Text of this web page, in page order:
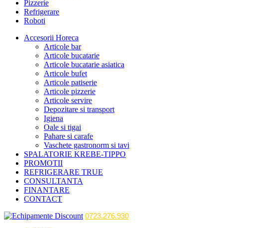
Pizzerie
Refrigerare
Roboti
Accesorii Horeca
Articole bar
Articole bucatarie
Articole bucatarie asiatica
Articole bufet
Articole patiserie
Articole pizzerie
Articole servire
Depozitare si transport
Igiena
Oale si tigai
Pahare si carafe
Vaschete gastronorm si tavi
SPALATORIE KREBE-TIPPO
PROMOTII
REFRIGERARE TRUE
CONSULTANTA
FINANTARE
CONTACT
0723.276.930